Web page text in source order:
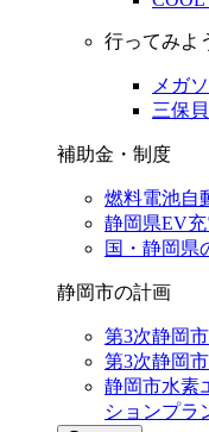
行ってみよ
メガ
三保
補助金・制度
燃料電池自
静岡県EV
国・静岡県
静岡市の計画
第3次静岡
第3次静岡
静岡市水素
ションプラ